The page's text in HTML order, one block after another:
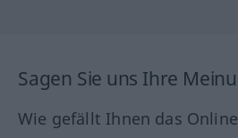
Sagen Sie uns Ihre
Wie gefällt Ihnen das